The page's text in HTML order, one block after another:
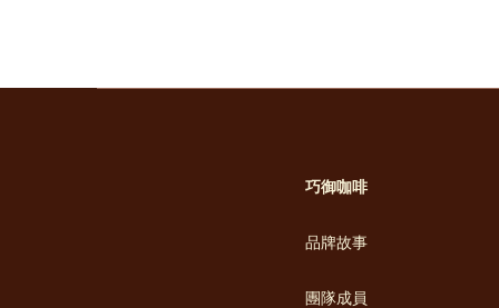
巧御咖啡
品牌故事
團隊成員